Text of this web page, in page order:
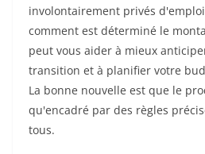
involontairement privés
comment est déterminé le
peut vous aider à mieux
transition et à planifier votre
La bonne nouvelle est que le
qu'encadré par des règles
tous.